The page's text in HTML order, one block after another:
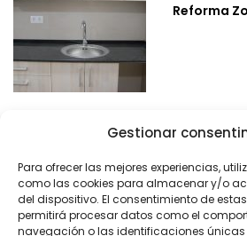
Gestionar
Para ofrecer las mejores experiencias,
como las cookies para almacenar y/o
del dispositivo. El consentimiento de
permitirá procesar datos como el
navegación o las identificaciones únicas
Reforma